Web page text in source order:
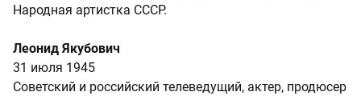
Народная артистка СССР.
Леонид Якубович
31 июля 1945
Советский и российский телеведущий, актер, продюсер